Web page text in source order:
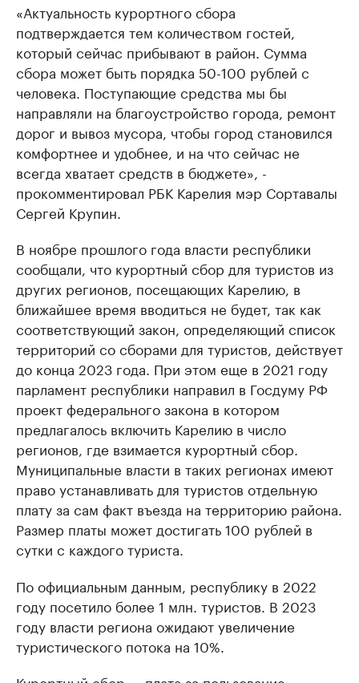
«Актуальность курортного сбора
подтверждается тем количеством гостей,
который сейчас прибывают в район. Сумма
сбора может быть порядка 50-100 рублей с
человека. Поступающие средства мы бы
направляли на благоустройство города, ремонт
дорог и вывоз мусора, чтобы город становился
комфортнее и удобнее, и на что сейчас не
всегда хватает средств в бюджете», -
прокомментировал РБК Карелия мэр Сортавалы
Сергей Крупин.
В ноябре прошлого года власти республики
сообщали, что курортный сбор для туристов из
других регионов, посещающих Карелию, в
ближайшее время вводиться не будет, так как
соответствующий закон, определяющий список
территорий со сборами для туристов, действует
до конца 2023 года. При этом еще в 2021 году
парламент республики направил в Госдуму РФ
проект федерального закона в котором
предлагалось включить Карелию в число
регионов, где взимается курортный сбор.
Муниципальные власти в таких регионах имеют
право устанавливать для туристов отдельную
плату за сам факт въезда на территорию района.
Размер платы может достигать 100 рублей в
сутки с каждого туриста.
По официальным данным, республику в 2022
году посетило более 1 млн. туристов. В 2023
году власти региона ожидают увеличение
туристического потока на 10%.